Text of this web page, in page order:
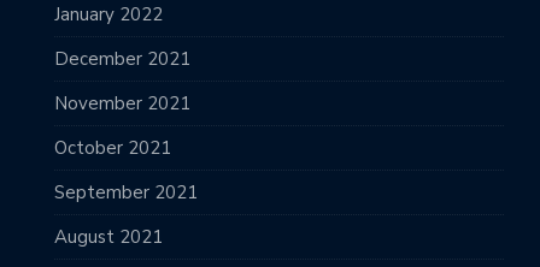
January 2022
December 2021
November 2021
October 2021
September 2021
August 2021